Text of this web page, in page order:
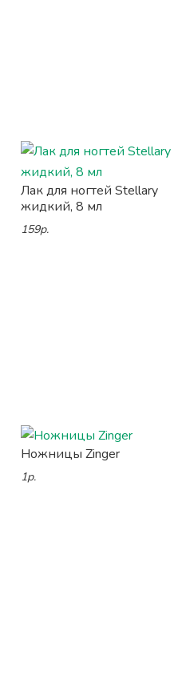
Лак для ногтей Stellary
жидкий, 8 мл
159р.
Ножницы Zinger
1р.